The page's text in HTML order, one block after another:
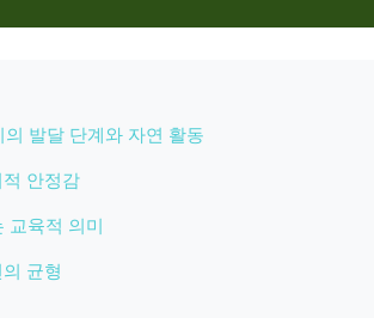
발달 단계와 자연 활동
안정감
교육적 의미
균형